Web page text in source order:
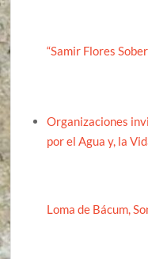
“Samir Flores
Organizaciones
por el Agua y, la
Loma de Bácum,